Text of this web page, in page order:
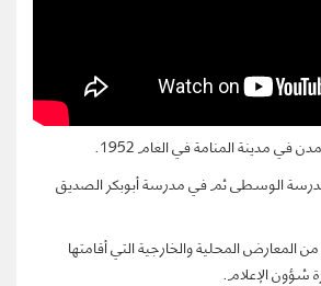
في مدينة المنامة في العام 1952.
مدرسة الوسطى ثم في مدرسة أبوبكر الصديق
المحلية والخارجية التي أقامتها
شؤون الإعلام.